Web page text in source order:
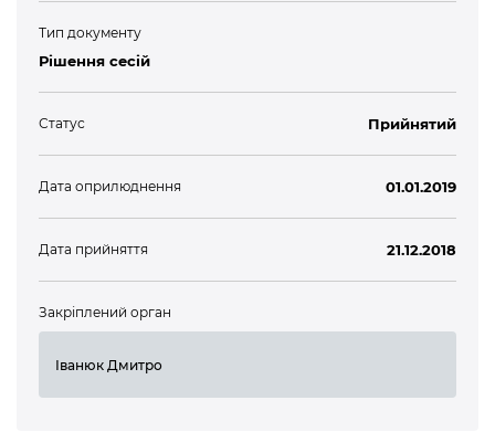
Тип документу
Рішення сесій
Статус Прийнятий
Дата оприлюднення 01.01.2019
Дата прийняття 21.12.2018
Закріплений орган
Іванюк Дмитро